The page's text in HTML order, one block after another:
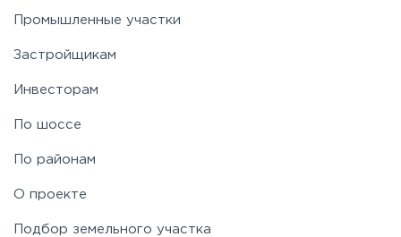
Рогачёвское
Таракановское
Промышленные участки
Застройщикам
Инвесторам
По шоссе
По районам
О проекте
Подбор земельного участка